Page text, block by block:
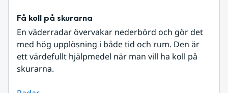
Få koll på skurarna
En väderradar övervakar nederbörd och gör det
med hög upplösning i både tid och rum. Den är
ett värdefullt hjälpmedel när man vill ha koll på
skurarna.